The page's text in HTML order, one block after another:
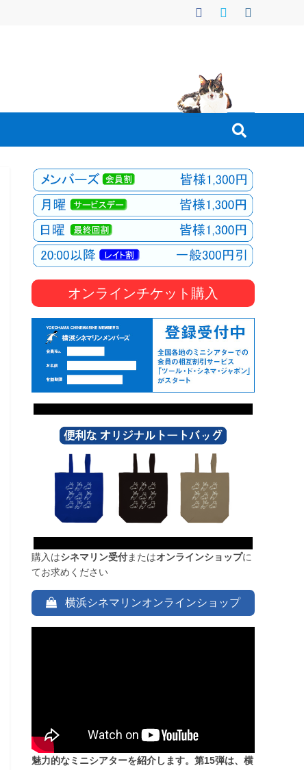
オンラインチケット購入
購入はシネマリン受付またはオンラインショップに
てお求めください
横浜シネマリンオンラインショップ
魅力的なミニシアターを紹介します。第15弾は、横